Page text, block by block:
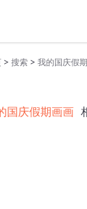
> 搜索 > 我的国庆假
国庆假期画画